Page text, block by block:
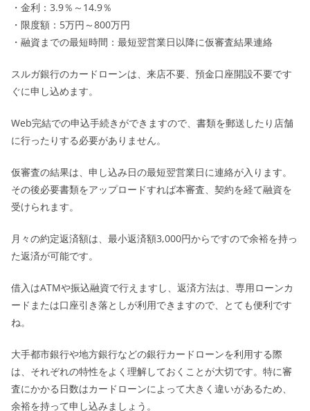
・金利：3.9％～14.9％
・限度額：5万円～800万円
・融資までの最短時間：最短翌営業日以降に仮審査結果連絡
スルガ銀行のカードローンは、来店不要、預金口座開設不要です
ぐに申し込めます。
Web完結での申込手続きができますので、書類を郵送したり店舗
に行ったりする必要がありません。
仮審査の結果は、申し込み日の最短翌営業日に連絡が入ります。
その後必要書類をアップロードすれば本審査、契約を経て融資を
受けられます。
月々の約定返済額は、最小返済額3,000円からですので余裕を持っ
た返済が可能です。
借入はATMや振込融資で行えますし、返済方法は、専用ローンカ
ードまたは口座引き落としが利用できますので、とても便利です
ね。
大手都市銀行や地方銀行などの銀行カードローンを利用する際
は、それぞれの特性をよく理解しておくことが大切です。特に審
査にかかる日数はカードローンによって大きく違いがあるため、
余裕を持って申し込みましょう。